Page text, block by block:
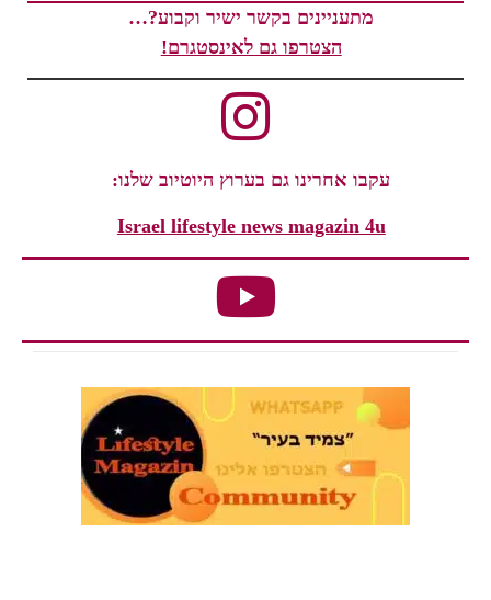
מתעניינים בקשר ישיר וקבוע?…
הצטרפו גם לאינסטגרם!
עקבו אחרינו גם בערוץ היוטיוב שלנו:
Israel lifestyle news magazin 4u